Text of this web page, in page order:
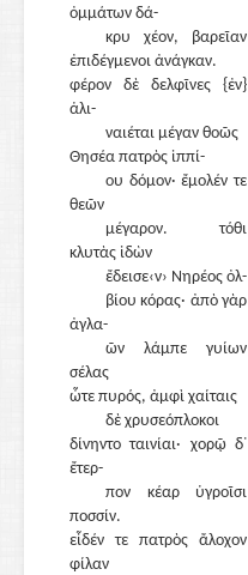
ὀμμάτων δά-
κρυ χέον, βαρεῖαν
ἐπιδέγμενοι ἀνάγκαν.
φέρον δὲ δελφῖνες {ἐν}
ἁλι-
ναιέται μέγαν θοῶς
Θησέα πατρὸς ἱππί-
ου δόμον· ἔμολέν τε
θεῶν
μέγαρον. τόθι
κλυτὰς ἰδὼν
ἔδεισε‹ν› Νηρέος ὀλ-
βίου κόρας· ἀπὸ γὰρ
ἀγλα-
ῶν λάμπε γυίων
σέλας
ὧτε πυρός, ἀμφὶ χαίταις
δὲ χρυσεόπλοκοι
δίνηντο ταινίαι· χορῷ δ᾽
ἔτερ-
πον κέαρ ὑγροῖσι
ποσσίν.
εἶδέν τε πατρὸς ἄλοχον
φίλαν